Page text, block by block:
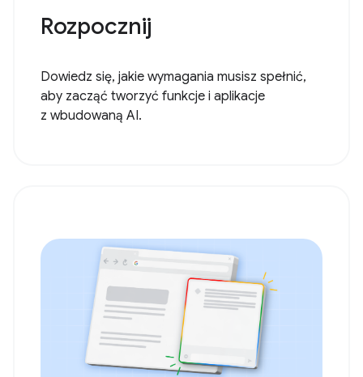
Rozpocznij
Dowiedz się, jakie wymagania musisz spełnić,
aby zacząć tworzyć funkcje i aplikacje
z wbudowaną AI.